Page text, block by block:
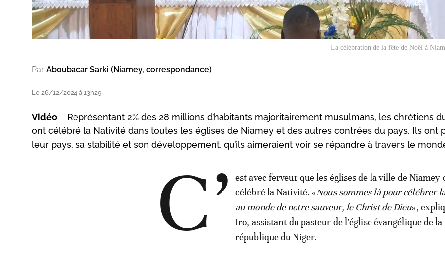
La célébration de la fête de Noël à
Par Aboubacar Sarki (Niamey, correspondance)
Le 26/12/2024 à 13h29
Vidéo
Représentant 2% des 28 millions d’habitants majoritairement musulmans, les chrétiens
ont célébré la Nativité dans toutes les églises de Niamey et des autres contrées du pays. Ils ont
leur pays, sa stabilité et son développement, qu’ils aimeraient voir se répandre à travers le
C’
est avec ferveur que les églises de la ville de Niamey
célébré la Nativité. «Nous sommes là pour célébrer
au monde de notre sauveur, le Christ de Dieu»,
Iro, assistant du pasteur de l’église évangélique de la
république du Niger.